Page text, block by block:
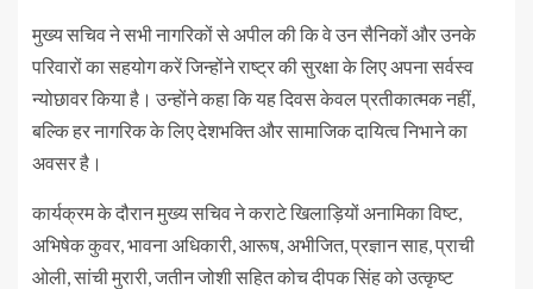
मुख्य सचिव ने सभी नागरिकों से अपील की कि वे उन सैनिकों और उनके
परिवारों का सहयोग करें जिन्होंने राष्ट्र की सुरक्षा के लिए अपना सर्वस्व
न्योछावर किया है। उन्होंने कहा कि यह दिवस केवल प्रतीकात्मक नहीं,
बल्कि हर नागरिक के लिए देशभक्ति और सामाजिक दायित्व निभाने का
अवसर है।
कार्यक्रम के दौरान मुख्य सचिव ने कराटे खिलाड़ियों अनामिका विष्ट,
अभिषेक कुवर, भावना अधिकारी, आरूष, अभीजित, प्रज्ञान साह, प्राची
ओली, सांची मुरारी, जतीन जोशी सहित कोच दीपक सिंह को उत्कृष्ट